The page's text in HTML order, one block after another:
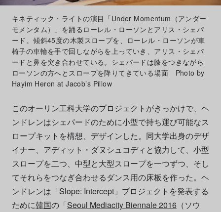
キネティック・ライトの演目「Under Momentum（アンダー
モメンタム）」を踊るローレル・ローソンとアリス・シェパ
ード。傾斜45度の木製スロープを、ローレル・ローソンが車
椅子の車輪を手で回しながらを上っていき、アリス・シェパ
ードと鼻を突き合わせている。シェパードは膝をつきながら
ローソンの方へとスロープを降りてきている場面 Photo by
Hayim Heron at Jacob’s Pillow
このオーリン工科大学のプロジェクトがきっかけで、ヘ
ンドレンはシェパードのために小型で持ち運び可能なス
ロープキットを構想、デザインした。同大学出身のデザ
イナー、アディット・ダヌシュコディと協力して、小型
スロープを二つ、中型と大型スロープを一つずつ、そし
てそれらをつなぎ合わせるダンス用の床板を作った。ヘ
ンドレンは「Slope: Intercept」プロジェクトを発表する
ために韓国の「Seoul Mediacity Biennale 2016（ソウ